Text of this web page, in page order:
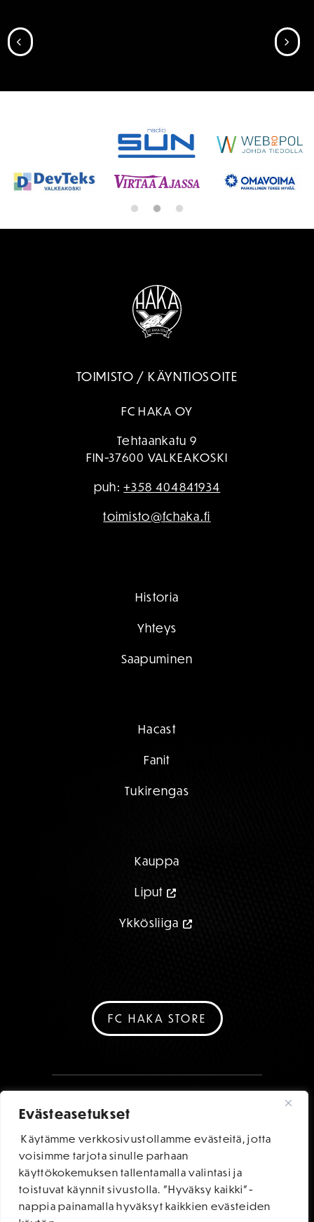
Evästeasetukset
Käytämme verkkosivustollamme evästeitä, jotta
voisimme tarjota sinulle parhaan
käyttökokemuksen tallentamalla valintasi ja
toistuvat käynnit sivustolla. "Hyväksy kaikki"-
nappia painamalla hyväksyt kaikkien evästeiden
SIIRRY EDELLISEEN
TOIMISTO / KÄYNTIOSOITE
FC HAKA OY
Tehtaankatu 9
FIN-37600 VALKEAKOSKI
puh:+358 404841934
toimisto@fchaka.fi
Historia
Yhteys
Saapuminen
Hacast
Fanit
Tukirengas
Kauppa
Liput
Ykkösliiga
FC HAKA STORE